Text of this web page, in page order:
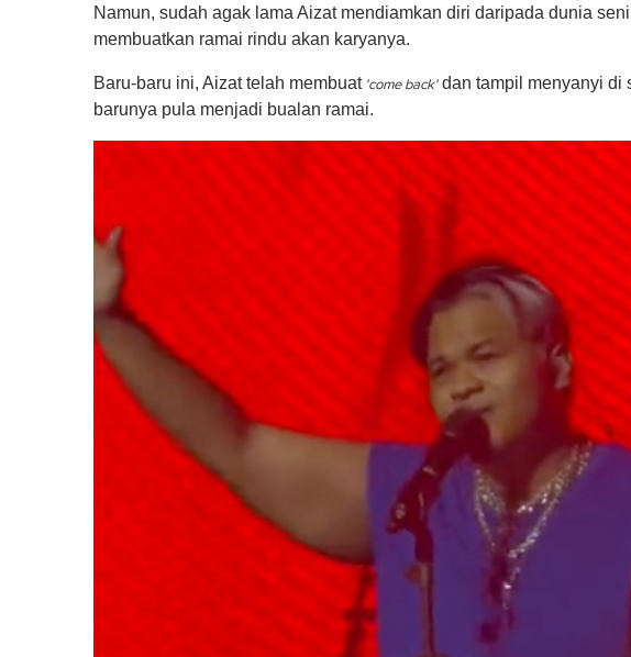
Namun, sudah agak lama Aizat mendiamkan diri daripada dunia
membuatkan ramai rindu akan karyanya.
Baru-baru ini, Aizat telah membuat'come back'dan tampil menyanyi di
barunya pula menjadi bualan ramai.